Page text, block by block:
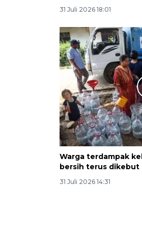
31 Juli 2026 18:01
Warga terdampak
bersih terus dikebut
31 Juli 2026 14:31